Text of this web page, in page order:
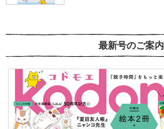
最新号のご案内